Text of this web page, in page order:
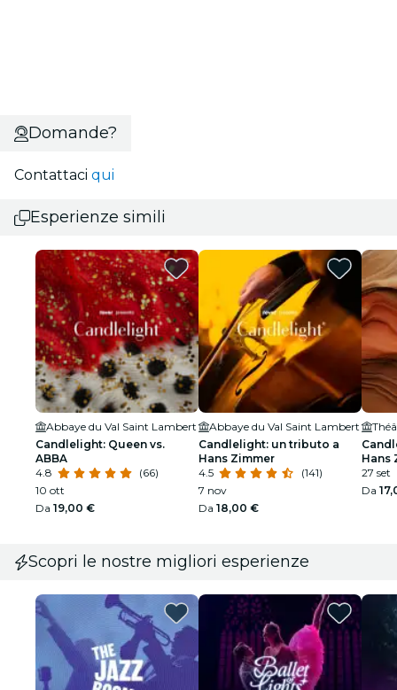
Domande?
Contattaci qui
Esperienze simili
Abbaye du Val Saint Lambert
Candlelight: Queen vs.
ABBA
4.8
(66)
10 ott
Da 19,00 €
Abbaye du Val Saint Lambert
Candlelight: un tributo a
Hans Zimmer
4.5
(141)
7 nov
Da 18,00 €
Hans
27 set
Da
Scopri le nostre migliori esperienze